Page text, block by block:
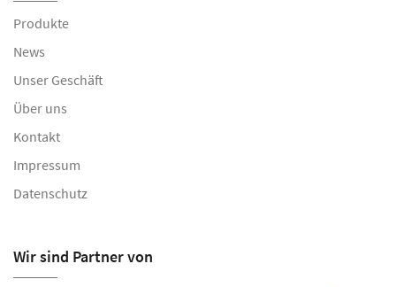
Produkte
News
Unser Geschäft
Über uns
Kontakt
Impressum
Datenschutz
Wir sind Partner von